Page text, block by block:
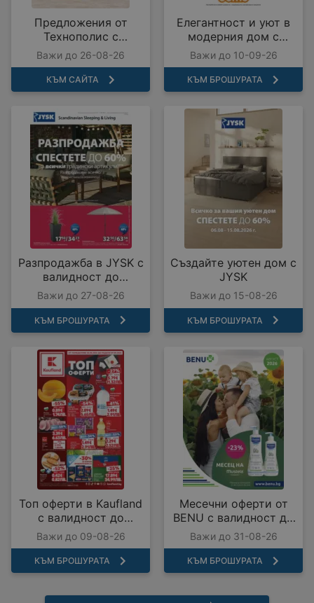
Предложения от
Технополис с
валидност до
26.08.2026
Важи до 26-08-26
КЪМ САЙТА
Елегантност и уют в
модерния дом с
COMO с валидност до
10.09.2026
Важи до 10-09-26
КЪМ БРОШУРАТА
Разпродажба в JYSK с
валидност до
27.08.2026
Важи до 27-08-26
КЪМ БРОШУРАТА
Създайте уютен дом с
JYSK
Важи до 15-08-26
КЪМ БРОШУРАТА
Топ оферти в Kaufland
с валидност до
09.08.2026
Важи до 09-08-26
КЪМ БРОШУРАТА
Месечни оферти от
BENU с валидност до
31.08.2026
Важи до 31-08-26
КЪМ БРОШУРАТА